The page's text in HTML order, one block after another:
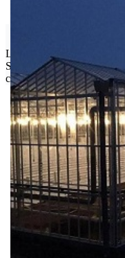
Limit za porudžbinu je
Srbije. Za inostranstvo,
ceni i mogućnostima
Bio priča
Biostimulacija
Dezinfekcija
Feromoni i
Folije i
Oprema i
Semena povrća
Sredstva za